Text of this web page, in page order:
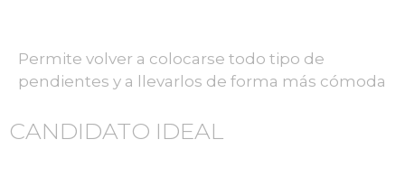
Permite volver a colocarse todo tipo de
pendientes y a llevarlos de forma más cómoda
CANDIDATO IDEAL